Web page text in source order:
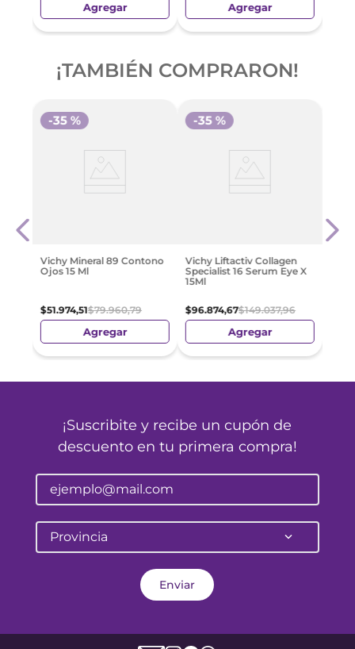
Agregar Agregar
¡TAMBIÉN COMPRARON!
Vichy Mineral 89 Contono
Ojos 15 Ml
$51.974,51$79.960,79
-35 %
Agregar
Vichy Liftactiv Collagen
Specialist 16 Serum Eye X
15Ml
$96.874,67$149.037,96
-35 %
Agregar
–
¡Suscribite y recibe un cupón de
descuento en tu primera compra!
Provincia
Enviar